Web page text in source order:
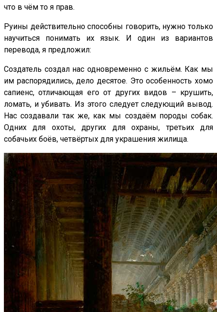
что в чём то я прав.
Руины действительно способны говорить, нужно только
научиться понимать их язык. И один из вариантов
перевода, я предложил:
Создатель создал нас одновременно с жильём. Как мы
им распорядились, дело десятое. Это особенность хомо
сапиенс, отличающая его от других видов – крушить,
ломать, и убивать. Из этого следует следующий вывод.
Нас создавали так же, как мы создаём породы собак.
Одних для охоты, других для охраны, третьих для
собачьих боёв, четвёртых для украшения жилища.